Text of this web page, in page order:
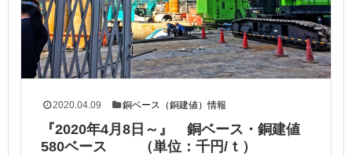
2020.04.09 銅ベース（銅建値）情報
『2020年4月8日～』 銅ベース・銅建値
580ベース （単位：千円/ｔ）